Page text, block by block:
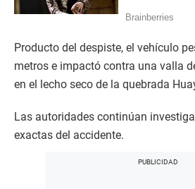
Producto del despiste, el vehículo
metros e impactó contra una valla
en el lecho seco de la quebrada
Las autoridades continúan
exactas del accidente.